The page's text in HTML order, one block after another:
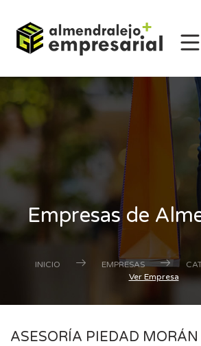
Empresas de
INICIO EMPRESAS
Ver Empresa
ASESORÍA PIEDAD MORÁN